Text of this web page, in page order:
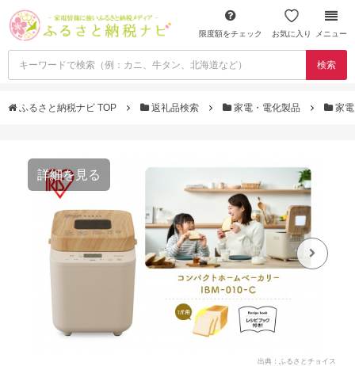
限度額をチェック お気に入り メニュー
検索
ふるさと納税ナビ TOP 返礼品検索 家電・電化製品 家電
詳細を見る
出典：ふるさとチョイス